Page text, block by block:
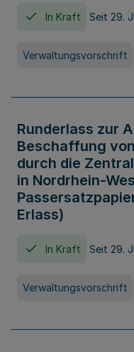
In Kraft Seit 29.
Verwaltungsvorschrift
Runderlass zur
Beschaffung
durch die
in Nordrhein-
Erlass)
In Kraft Seit 29.
Verwaltungsvorschrift